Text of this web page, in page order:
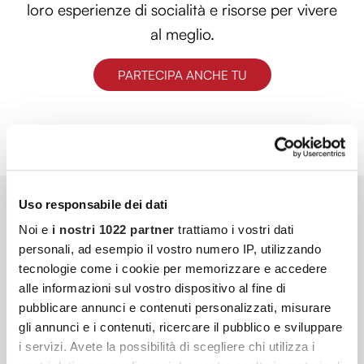
Uso responsabile dei dati
Noi e i nostri 1022 partner trattiamo i vostri dati
personali, ad esempio il vostro numero IP, utilizzando
tecnologie come i cookie per memorizzare e accedere
alle informazioni sul vostro dispositivo al fine di
pubblicare annunci e contenuti personalizzati, misurare
gli annunci e i contenuti, ricercare il pubblico e sviluppare
i servizi. Avete la possibilità di scegliere chi utilizza i
loro esperienze di socialità e risorse per vivere
al meglio.
PARTECIPA ANCHE TU